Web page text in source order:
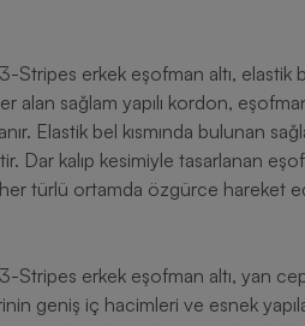
Stripes erkek eşofman altı,
sağlam yapılı kordon,
Elastik bel kısmında bulunan
Dar kalıp kesimiyle tasarlanan
türlü ortamda özgürce hareket
erkek eşofman altı, yan
geniş iç hacimleri ve esnek